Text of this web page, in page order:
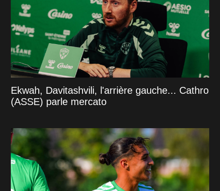
Ekwah, Davitashvili, l'arrière gauche... Cathro
(ASSE) parle mercato